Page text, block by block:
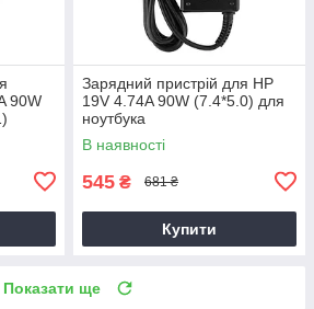
90W
Зарядний пристрій для HP
19V 4.74A 90W (7.4*5.0) для
ноутбука
В наявності
545 ₴ 681 ₴
Купити
Показати ще